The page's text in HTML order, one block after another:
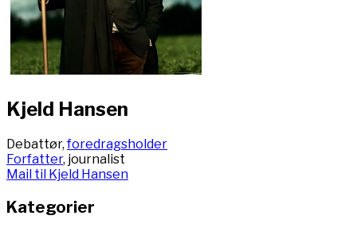
Kjeld Hansen
Debattør,foredragsholder
Forfatter, journalist
Mail til Kjeld Hansen
Kategorier